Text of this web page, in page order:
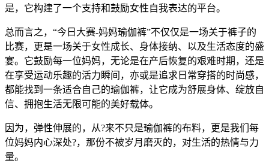
是，它构建了一个支持和鼓励女性自我表达的平台。
总而言之，“今日大赛-妈妈瑜伽裤”不仅仅是一场关于裤子的
比赛，更是一场关于女性成长、身体接纳、以及生活态度的盛
宴。它鼓励每一位妈妈，无论是在产后恢复的艰难时期，还是
在享受运动乐趣的活力瞬间，亦或是追求日常穿搭的时尚感，
都能找到一条适合自己的瑜伽裤，让它成为舒展身体、绽放自
信、拥抱生活无限可能的美好载体。
因为，弹性伸展的，从?来不只是瑜伽裤的布料，更是我们每
位妈妈内心深处?，那份不被岁月磨灭的，对生活的热情与力
量。